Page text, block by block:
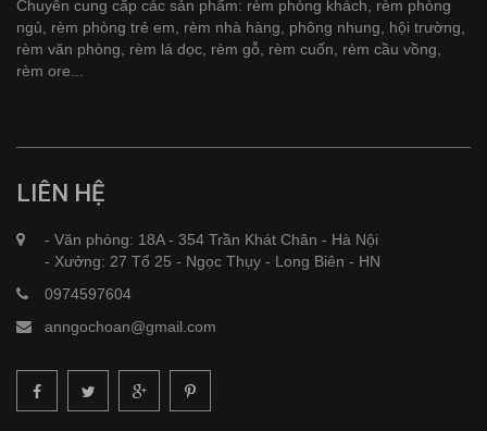
Chuyên cung cấp các sản phẩm: rèm phòng khách, rèm phòng
ngủ, rèm phòng trẻ em, rèm nhà hàng, phông nhung, hội trường,
rèm văn phòng, rèm lá dọc, rèm gỗ, rèm cuốn, rèm cầu vồng,
rèm ore...
LIÊN HỆ
- Văn phòng: 18A - 354 Trần Khát Chân - Hà Nội
- Xưởng: 27 Tổ 25 - Ngọc Thụy - Long Biên - HN
0974597604
anngochoan@gmail.com